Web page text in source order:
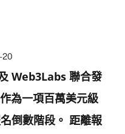
20
Web3Labs 聯合發
為一項百萬美元級
倒數階段。 距離報